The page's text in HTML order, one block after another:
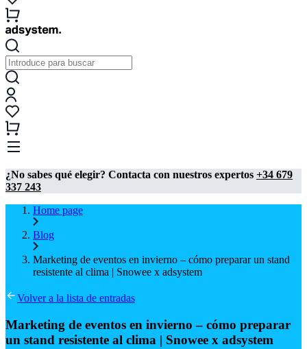
¿No sabes qué elegir? Contacta con nuestros expertos +34 679
337 243
Home page
Blog
Marketing de eventos en invierno – cómo preparar un stand
resistente al clima | Snowee x adsystem
Volver a la lista de entradas
Marketing de eventos en invierno – cómo preparar
un stand resistente al clima | Snowee x adsystem